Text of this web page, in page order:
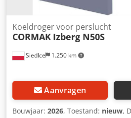
Siedlce 1.250 km
Koeldroger voor perslucht
CORMAK Izberg N50S
Aanvragen
Bouwjaar: 2026, Toestand: nieuw,